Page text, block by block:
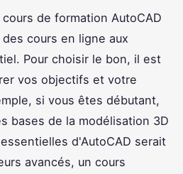
de formation AutoCAD
cours en ligne aux
Pour choisir le bon, il est
vos objectifs et votre
si vous êtes débutant,
bases de la modélisation 3D
d'AutoCAD serait
avancés, un cours